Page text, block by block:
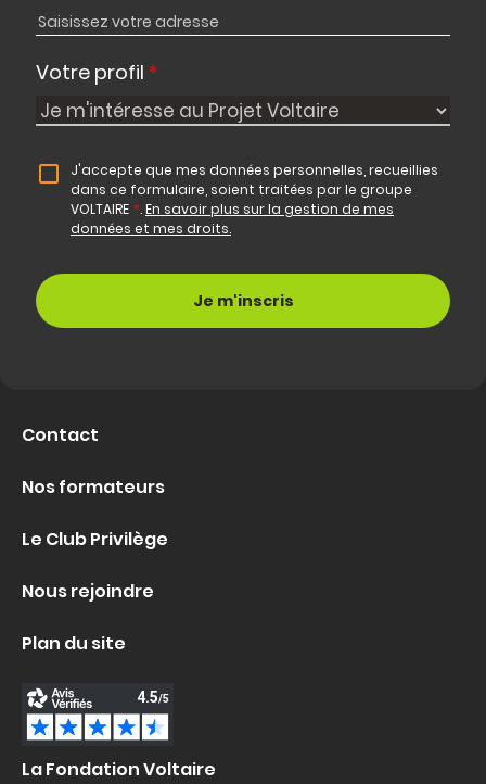
Votre profil *
J'accepte que mes données personnelles, recueillies
dans ce formulaire, soient traitées par le groupe
VOLTAIRE *.En savoir plus sur la gestion de mes
données et mes droits.
Contact
Nos formateurs
Le Club Privilège
Nous rejoindre
Plan du site
La Fondation Voltaire